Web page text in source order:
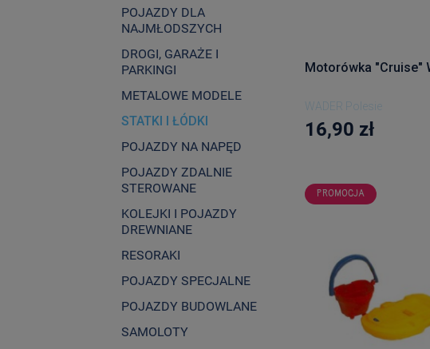
POJAZDY DLA
NAJMŁODSZYCH
DROGI, GARAŻE I
PARKINGI
METALOWE MODELE
STATKI I ŁÓDKI
POJAZDY NA NAPĘD
POJAZDY ZDALNIE
STEROWANE
KOLEJKI I POJAZDY
DREWNIANE
RESORAKI
POJAZDY SPECJALNE
POJAZDY BUDOWLANE
SAMOLOTY
Motorówka "Cruise"
WADER Polesie
16,90 zł
PROMOCJA